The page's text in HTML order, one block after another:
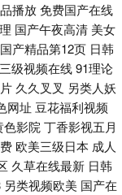
播放免费国产在线
国产午夜高清 美女
国产精品第12页 日韩
级视频在线91理论
久久叉叉 另类人妖
网址 豆花福利视频
色影院 丁香影视五月
欧美三级日本 成人
久草在线最新 日韩
另类视频欧美 国产在